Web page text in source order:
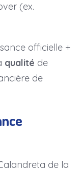
(ex.
officielle +
qualité de
de
de la